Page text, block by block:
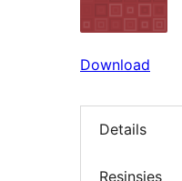
Download
Details
Resinsjes